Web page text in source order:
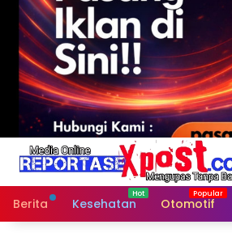
Berita Kesehatan Otomotif